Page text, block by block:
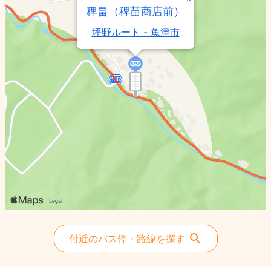
稗畠（稗苗商店前）
坪野ルート - 魚津市
付近のバス停・路線を探す